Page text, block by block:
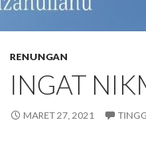
RENUNGAN
INGAT
MARET 27, 2021